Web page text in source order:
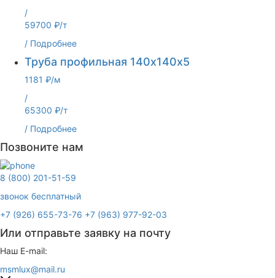
/
59700 ₽/т
/ Подробнее
Труба профильная 140х140х5
1181 ₽/м
/
65300 ₽/т
/ Подробнее
Позвоните нам
8 (800) 201-51-59
звонок бесплатный
+7 (926) 655-73-76 +7 (963) 977-92-03
Или отправьте заявку на почту
Наш E-mail:
msmlux@mail.ru